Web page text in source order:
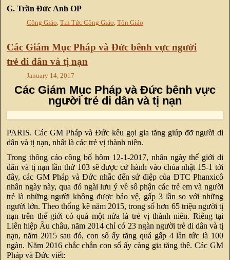
G. Trần Đức Anh OP
Công Giáo, Tin Tức Công Giáo, Tôn Giáo
Các Giám Mục Pháp và Đức bênh vực người
trẻ di dân và tị nạn
January 14, 2017
Các Giám Mục Pháp và Đức bênh vực
người trẻ di dân và tị nạn
PARIS. Các GM Pháp và Đức kêu gọi gia tăng giúp đỡ người di
dân và tị nạn, nhất là các trẻ vị thành niên.
Trong thông cáo công bố hôm 12-1-2017, nhân ngày thế giới di
dân và tị nạn lần thứ 103 sẽ được cử hành vào chúa nhật 15-1 tới
đây, các GM Pháp và Đức nhắc đến sứ điệp của ĐTC Phanxicô
nhân ngày này, qua đó ngài lưu ý về số phận các trẻ em và người
trẻ là những người không được bảo vệ, gấp 3 lần so với những
người lớn. Theo thống kê năm 2015, trong số hơn 65 triệu người tị
nạn trên thế giới có quá một nửa là trẻ vị thành niên. Riêng tại
Liên hiệp Âu châu, năm 2014 chỉ có 23 ngàn người trẻ di dân và tị
nạn, năm 2015 sau đó, con số ấy tăng quá gấp 4 lần tức là 100
ngàn. Năm 2016 chắc chắn con số ấy càng gia tăng thê. Các GM
Pháp và Đức viết: